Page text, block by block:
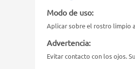
Modo de uso:
Aplicar sobre el rostro limpio
Advertencia:
Evitar contacto con los ojos.